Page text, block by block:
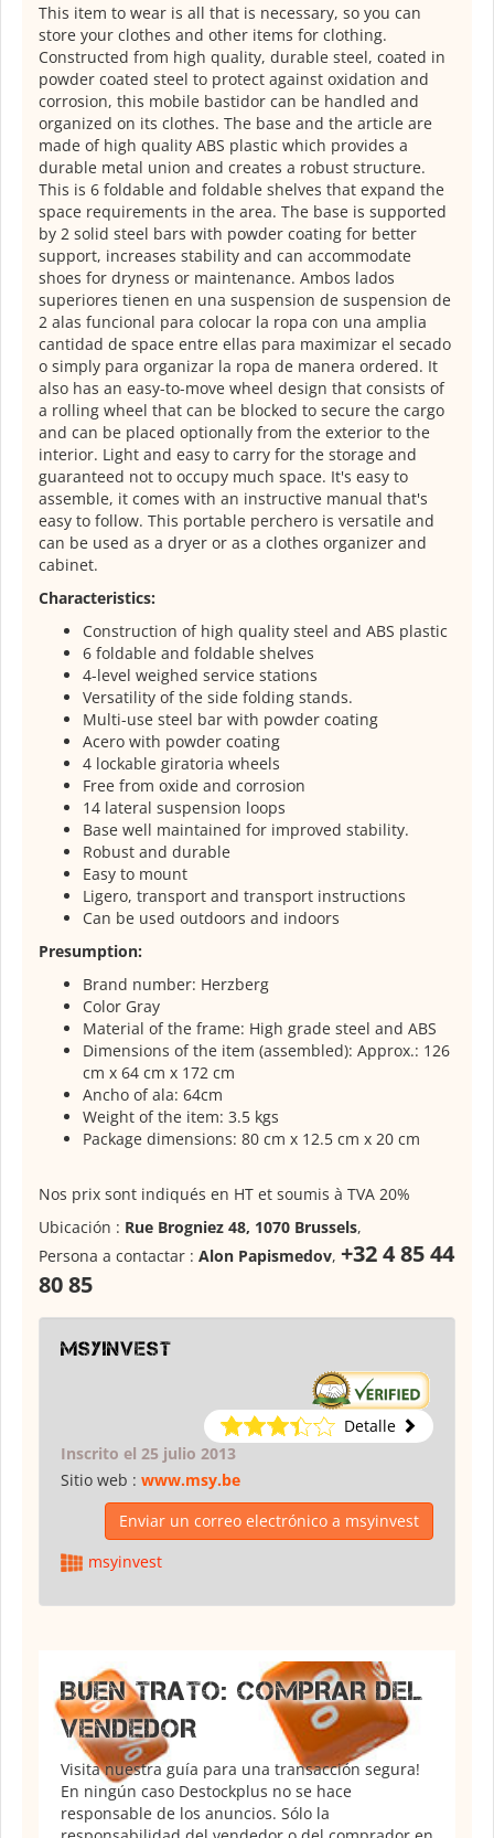
This item to wear is all that is necessary, so you can
store your clothes and other items for clothing.
Constructed from high quality, durable steel, coated in
powder coated steel to protect against oxidation and
corrosion, this mobile bastidor can be handled and
organized on its clothes. The base and the article are
made of high quality ABS plastic which provides a
durable metal union and creates a robust structure.
This is 6 foldable and foldable shelves that expand the
space requirements in the area. The base is supported
by 2 solid steel bars with powder coating for better
support, increases stability and can accommodate
shoes for dryness or maintenance. Ambos lados
superiores tienen en una suspension de suspension de
2 alas funcional para colocar la ropa con una amplia
cantidad de space entre ellas para maximizar el secado
o simply para organizar la ropa de manera ordered. It
also has an easy-to-move wheel design that consists of
a rolling wheel that can be blocked to secure the cargo
and can be placed optionally from the exterior to the
interior. Light and easy to carry for the storage and
guaranteed not to occupy much space. It's easy to
assemble, it comes with an instructive manual that's
easy to follow. This portable perchero is versatile and
can be used as a dryer or as a clothes organizer and
cabinet.
Characteristics:
Construction of high quality steel and ABS plastic
6 foldable and foldable shelves
4-level weighed service stations
Versatility of the side folding stands.
Multi-use steel bar with powder coating
Acero with powder coating
4 lockable giratoria wheels
Free from oxide and corrosion
14 lateral suspension loops
Base well maintained for improved stability.
Robust and durable
Easy to mount
Ligero, transport and transport instructions
Can be used outdoors and indoors
Presumption:
Brand number: Herzberg
Color Gray
Material of the frame: High grade steel and ABS
Dimensions of the item (assembled): Approx.: 126
cm x 64 cm x 172 cm
Ancho of ala: 64cm
Weight of the item: 3.5 kgs
Package dimensions: 80 cm x 12.5 cm x 20 cm
Nos prix sont indiqués en HT et soumis à TVA 20%
Ubicación : Rue Brogniez 48, 1070 Brussels,
Persona a contactar : Alon Papismedov, +32 4 85 44
80 85
msyinvest
Detalle
Inscrito el 25 julio 2013
Sitio web : www.msy.be
Enviar un correo electrónico a msyinvest
msyinvest
BUEN TRATO: COMPRAR DEL
VENDEDOR
Visita nuestra guía para una transacción segura!
En ningún caso Destockplus no se hace
responsable de los anuncios. Sólo la